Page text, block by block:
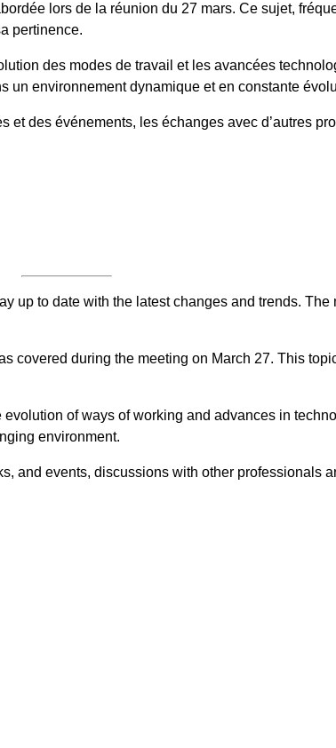
lors de la réunion du 27 mars. Ce sujet,
pertinence.
des modes de travail et les avancées
un environnement dynamique et en constante
et des événements, les échanges avec d’autres
up to date with the latest changes and trends.
covered during the meeting on March 27. This
of ways of working and advances in
environment.
and events, discussions with other professionals